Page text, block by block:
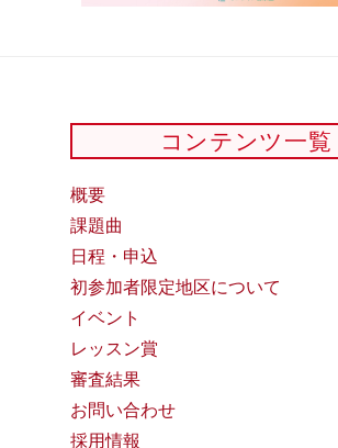
コンテンツ一覧
概要
課題曲
日程・申込
初参加者限定地区について
イベント
レッスン賞
審査結果
お問い合わせ
採用情報